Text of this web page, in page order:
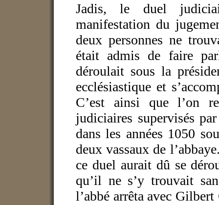
Jadis, le duel
manifestation du
deux personnes ne
était admis de faire
déroulait sous la
ecclésiastique et
C’est ainsi que l’on
judiciaires supervisés
dans les années 1050
deux vassaux de
ce duel aurait dû se
qu’il ne s’y trouvait
l’abbé arrêta avec